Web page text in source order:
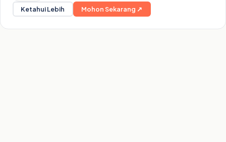
Ketahui Lebih Mohon Sekarang ↗